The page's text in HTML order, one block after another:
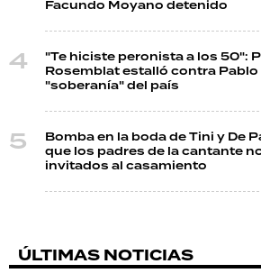
Facundo Moyano detenido
"Te hiciste peronista a los 50":
Rosemblat estalló contra Pablo
"soberanía" del país
Bomba en la boda de Tini y De
que los padres de la cantante
invitados al casamiento
ÚLTIMAS NOTICIAS